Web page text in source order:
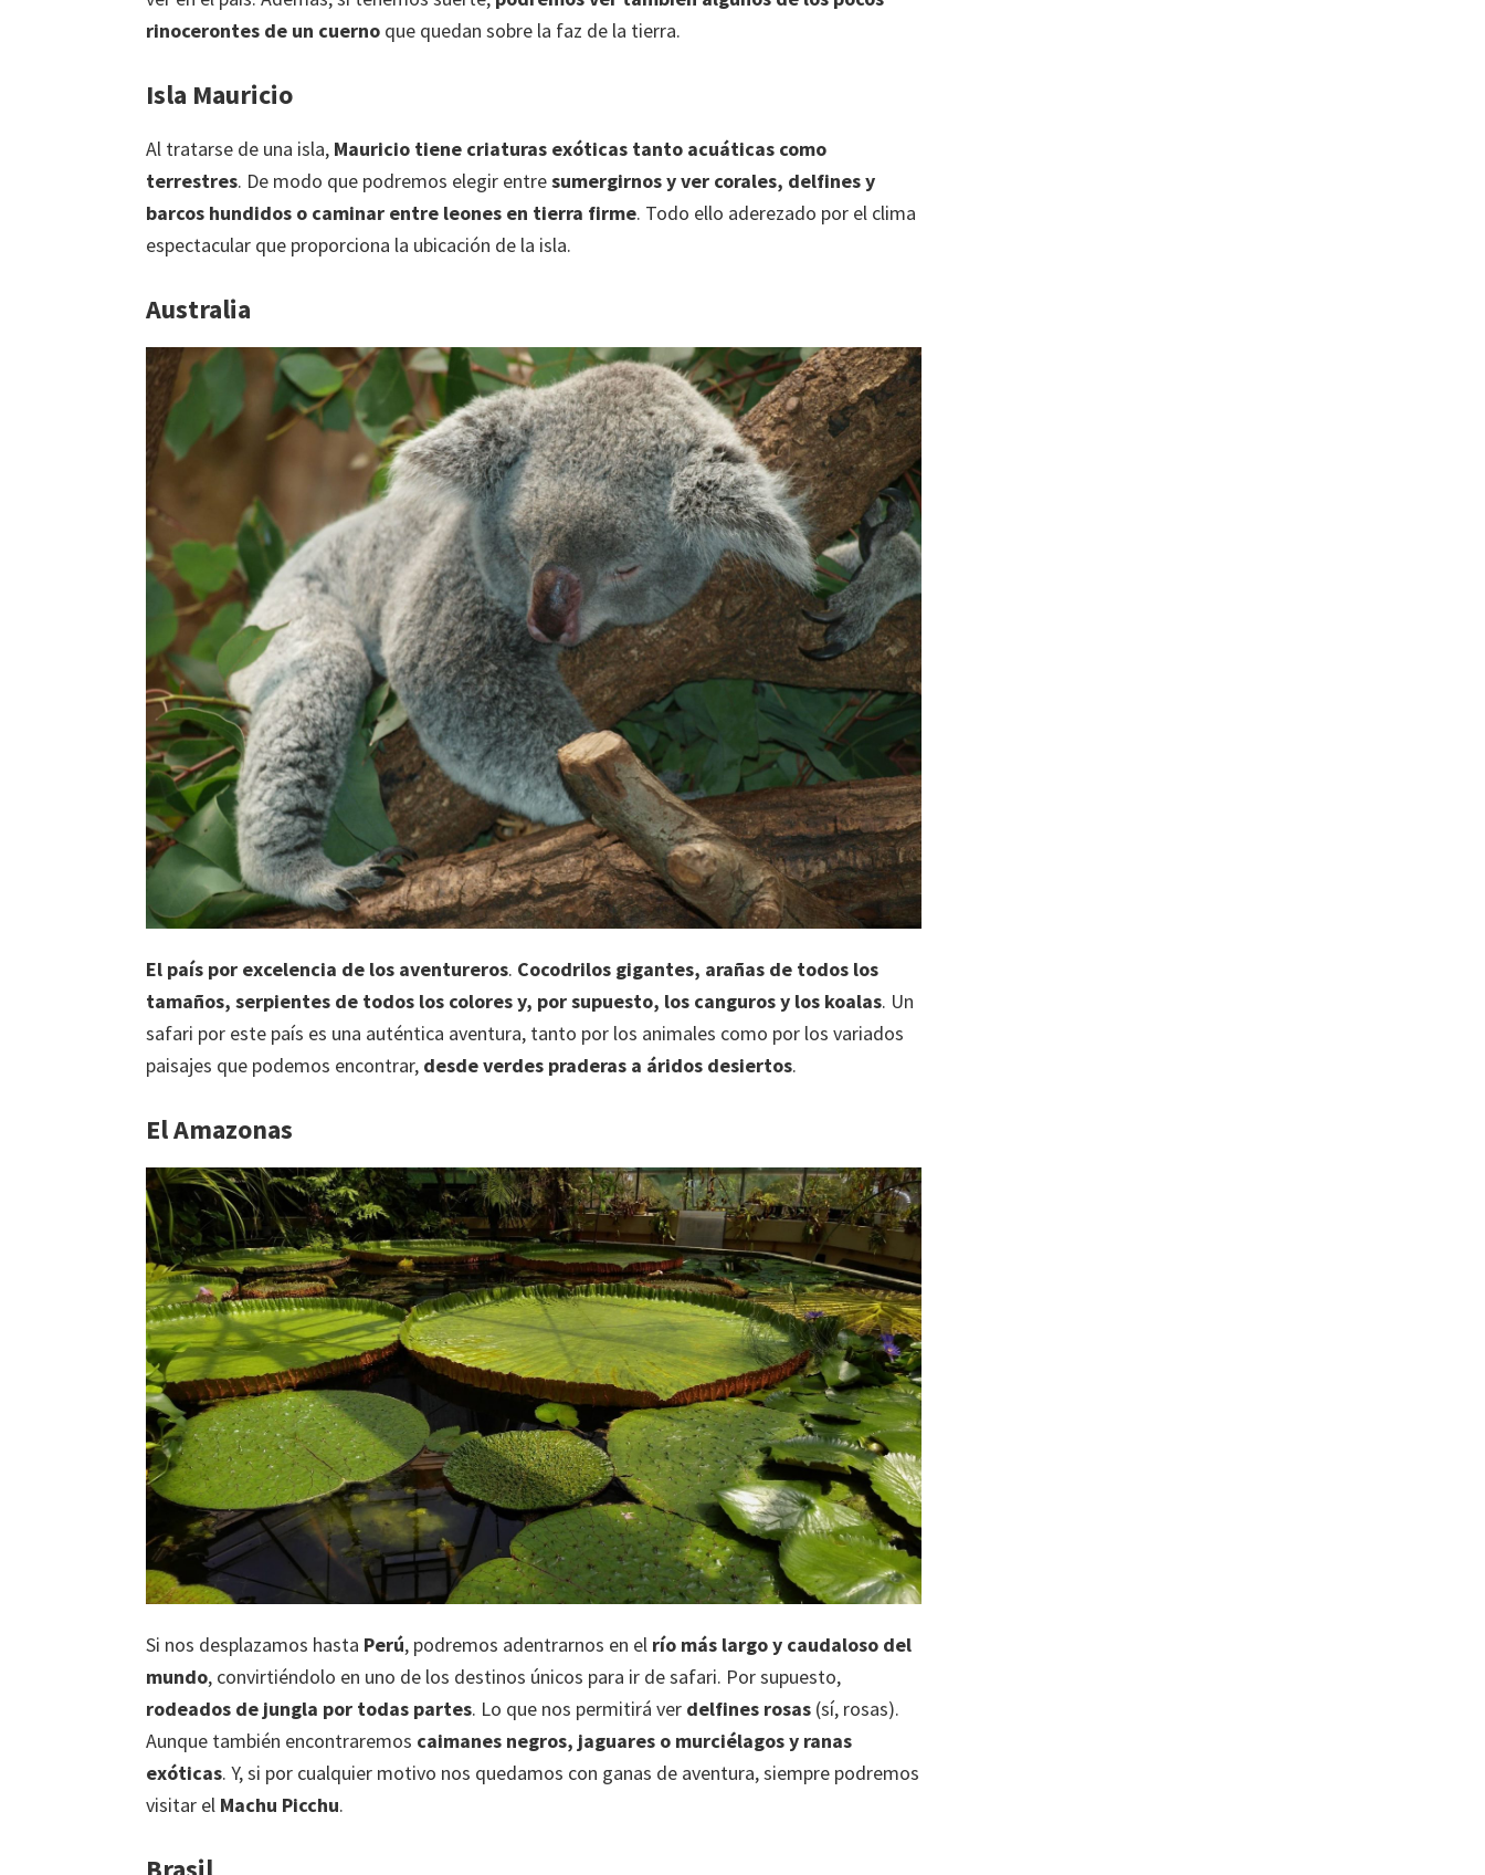
rinocerontes de un cuerno que quedan sobre la faz de la tierra.
Isla Mauricio
Al tratarse de una isla, Mauricio tiene criaturas exóticas tanto acuáticas como
terrestres. De modo que podremos elegir entresumergirnos y ver corales, delfines y
barcos hundidos o caminar entre leones en tierra firme. Todo ello aderezado por el clima
espectacular que proporciona la ubicación de la isla.
Australia
El país por excelencia de los aventureros. Cocodrilos gigantes, arañas de todos los
tamaños, serpientes de todos los colores y, por supuesto, los canguros y los koalas. Un
safari por este país es una auténtica aventura, tanto por los animales como por los variados
paisajes que podemos encontrar, desde verdes praderas a áridos desiertos.
El Amazonas
Si nos desplazamos hasta Perú, podremos adentrarnos en el río más largo y caudaloso del
mundo, convirtiéndolo en uno de los destinos únicos para ir de safari. Por supuesto,
rodeados de jungla por todas partes. Lo que nos permitirá ver delfines rosas (sí, rosas).
Aunque también encontraremos caimanes negros, jaguares o murciélagos y ranas
exóticas. Y, si por cualquier motivo nos quedamos con ganas de aventura, siempre podremos
visitar el Machu Picchu.